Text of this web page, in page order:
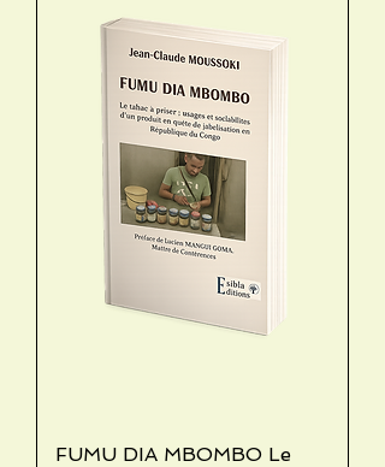
FUMU DIA MBOMBO Le